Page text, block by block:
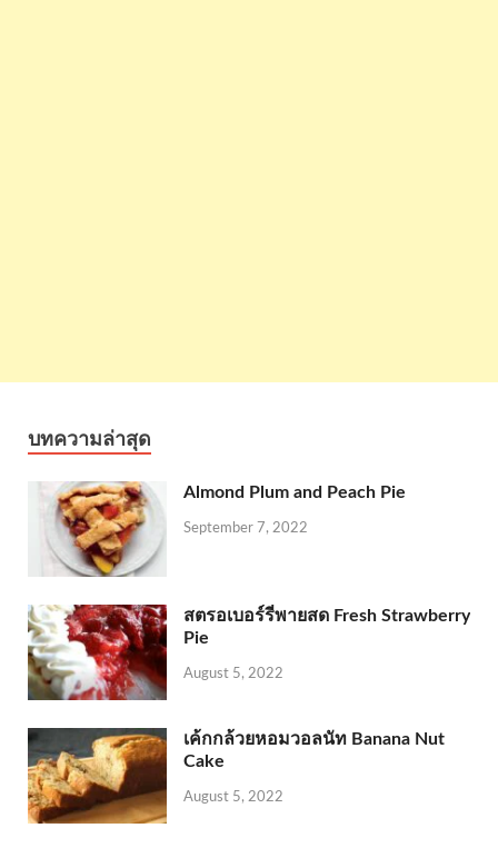
บทความล่าสุด
Almond Plum and Peach Pie
September 7, 2022
สตรอเบอร์รี่พายสด Fresh Strawberry
Pie
August 5, 2022
เค้กกล้วยหอมวอลนัท Banana Nut
Cake
August 5, 2022